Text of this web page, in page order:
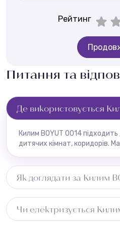
Рейтинг
Питання та
Де використовується
Килим BOYUT 0014
дитячих кімнат, коридорів.
Як доглядати за Килим
вологою ганчіркою.
Чи електризується